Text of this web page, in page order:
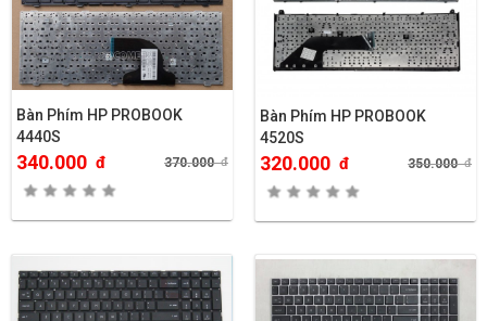
Bàn Phím HP PROBOOK
4440S
340.000 đ 370.000đ
Bàn Phím HP PROBOOK
4520S
320.000 đ 350.000đ